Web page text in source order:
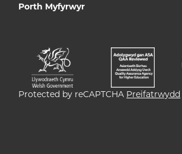
Porth Myfyrwyr
Protected by reCAPTCHA Preifatrwydd